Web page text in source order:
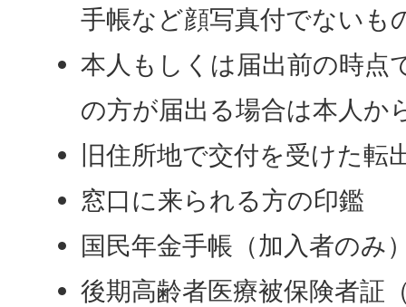
手帳など顔写真付でないも
本人もしくは届出前の時点
の方が届出る場合は本人か
旧住所地で交付を受けた転
窓口に来られる方の印鑑
国民年金手帳（加入者のみ
後期高齢者医療被保険者証